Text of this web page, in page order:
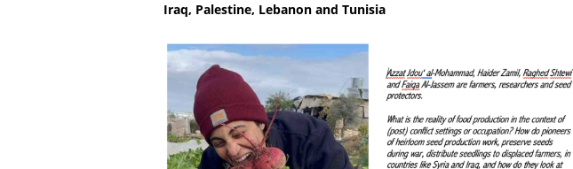
Iraq, Palestine, Lebanon and Tunisia